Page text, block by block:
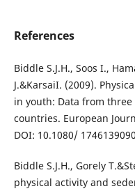
References
Biddle S.J.H., Soos I.,
J.&KarsaiI. (2009).
in youth: Data from
countries. European
DOI: 10.1080/
Biddle S.J.H., Gorely
physical activity and